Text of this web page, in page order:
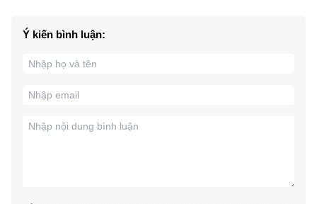
Ý kiến bình luận: